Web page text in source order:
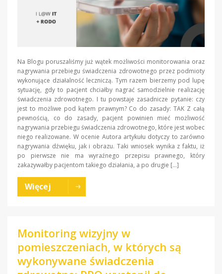
Na Blogu poruszaliśmy już wątek możliwości monitorowania oraz
nagrywania przebiegu świadczenia zdrowotnego przez podmioty
wykonujące działalność leczniczą. Tym razem bierzemy pod lupę
sytuację, gdy to pacjent chciałby nagrać samodzielnie realizację
świadczenia zdrowotnego. I tu powstaje zasadnicze pytanie: czy
jest to możliwe pod kątem prawnym? Co do zasady: TAK Z całą
pewnością, co do zasady, pacjent powinien mieć możliwość
nagrywania przebiegu świadczenia zdrowotnego, które jest wobec
niego realizowane. W ocenie Autora artykułu dotyczy to zarówno
nagrywania dźwięku, jak i obrazu. Taki wniosek wynika z faktu, iż
po pierwsze nie ma wyraźnego przepisu prawnego, który
zakazywałby pacjentom takiego działania, a po drugie […]
Więcej
Monitoring wizyjny w
pomieszczeniach, w których są
wykonywane świadczenia